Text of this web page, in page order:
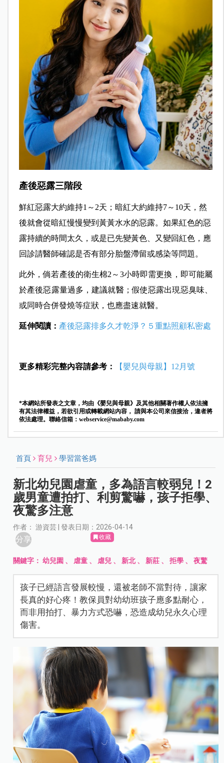
產後惡露三階段
鮮紅惡露大約維持1～2天；暗紅大約維持7～10天，然
後就會從暗紅慢慢變到黃黃水水的惡露。如果紅色的惡
露持續的時間太久，或是已先變黃色、又變回紅色，應
回診請醫師確認是否有部分胎盤滯留或感染等問題。
此外，倘若產後的衛生棉2～3小時即需更換，即可能屬
於產後惡露量過多，建議就醫；假使惡露出現惡臭味、
或同時合併發燒等症狀，也應盡速就醫。
延伸閱讀： 產後惡露排多久才乾淨？５重點照顧私密處
更多精彩完整內容請參考： 【嬰兒與母親】12月號
*本網站所發表之文章，均由《嬰兒與母親》及其他相關著作權人依法擁
有其法律權益，若欲引用或轉載網站內容， 請與本公司來信接洽，違者將
依法處理。聯絡信箱： webservice@mababy.com
首頁 育兒 學習當爸媽
新北幼兒園虐童，多為語言較弱兒！2
歲男童遭拍打、利剪驚嚇，孩子拒學、
夜驚多注意
作者： 游資芸 | 發表日期：2026-04-14
分享 收藏
關鍵字：幼兒園 、 虐童 、 虐兒 、新北、新莊 、拒學 、夜驚
孩子已經語言發展較慢，還被老師不當對待，讓家
長真的好心疼！教保員對幼幼班孩子應多點耐心，
而非用拍打、暴力方式恐嚇，恐造成幼兒永久心理
傷害。